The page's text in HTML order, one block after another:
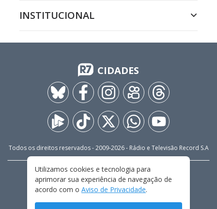
INSTITUCIONAL
CIDADES
Todos os direitos reservados - 2009-2026- Rádio e Televisão Record S.A
CARREIRA FALE CONOSCO
PRIVACIDADE
TERMOS E CONDIÇÕES DE USO
Utilizamos cookies e tecnologia para
aprimorar sua experiência de navegação de
acordo com o Aviso de Privacidade.